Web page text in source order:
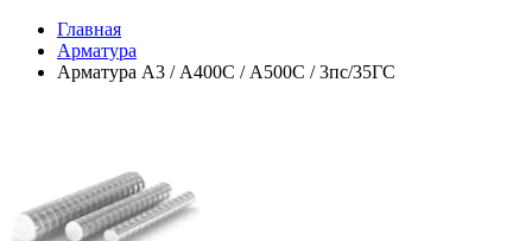
Главная
Арматура
Арматура А3 / А400С / А500С / 3пс/35ГС